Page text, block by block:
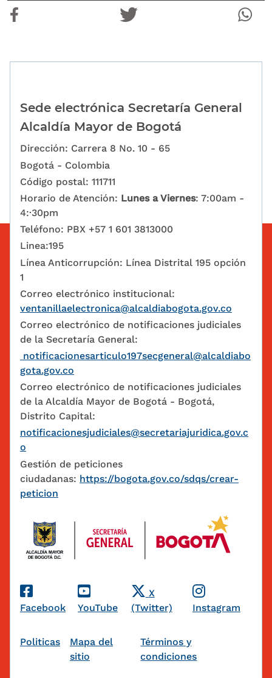
Sede electrónica Secretaría General
Alcaldía Mayor de Bogotá
Dirección: Carrera 8 No. 10 - 65
Bogotá - Colombia
Código postal: 111711
Horario de Atención: Lunes a Viernes: 7:00am -
4:·30pm
Teléfono: PBX +57 1 601 3813000
Linea:195
Línea Anticorrupción: Línea Distrital 195 opción
1
Correo electrónico institucional:
ventanillaelectronica@alcaldiabogota.gov.co
Correo electrónico de notificaciones judiciales
de la Secretaría General:
notificacionesarticulo197secgeneral@alcaldiabo
gota.gov.co
Correo electrónico de notificaciones judiciales
de la Alcaldía Mayor de Bogotá - Bogotá,
Distrito Capital:
notificacionesjudiciales@secretariajuridica.gov.c
o
Gestión de peticiones
ciudadanas: https://bogota.gov.co/sdqs/crear-
peticion
Redes Sociales
Facebook YouTube
X
(Twitter)
Instagram
Pie de página
Politicas
Mapa del
sitio
Términos y
condiciones